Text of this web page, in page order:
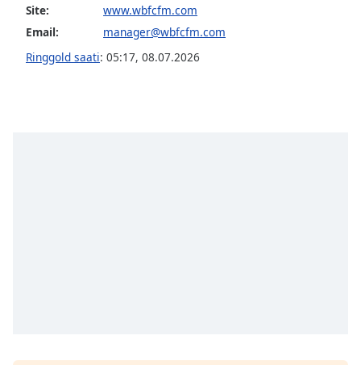
subtitles
Site:
www.wbfcfm.com
Email:
manager@wbfcfm.com
Ringgold saati: 05:17, 08.07.2026